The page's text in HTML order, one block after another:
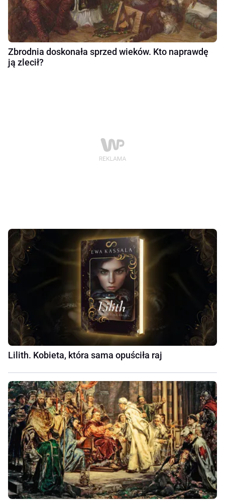
Zbrodnia doskonała sprzed wieków. Kto naprawdę
ją zlecił?
Lilith. Kobieta, która sama opuściła raj